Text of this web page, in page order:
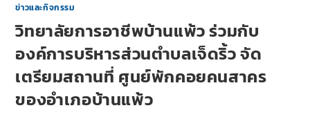
ข่าวและกิจกรรม
วิทยาลัยการอาชีพบ้านแพ้ว ร่วมกับ
องค์การบริหารส่วนตำบลเจ็ดริ้ว จัด
เตรียมสถานที่ ศูนย์พักคอยคนสาคร
ของอำเภอบ้านแพ้ว